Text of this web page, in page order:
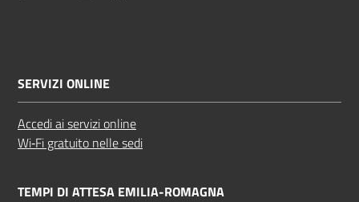
SERVIZI ONLINE
Accedi ai servizi online
Wi‑Fi gratuito nelle sedi
TEMPI DI ATTESA EMILIA-ROMAGNA